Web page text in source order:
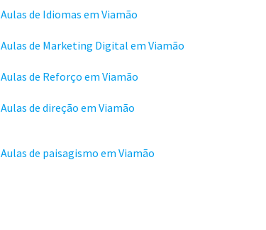
Aulas de Idiomas em Viamão
Aulas de Marketing Digital em Viamão
Aulas de Reforço em Viamão
Aulas de direção em Viamão
Aulas de paisagismo em Viamão